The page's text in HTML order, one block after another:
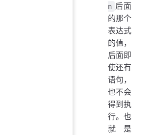
n 后面
的那个
表达式
的值，
后面即
使还有
语句，
也不会
得到执
行。也
就是